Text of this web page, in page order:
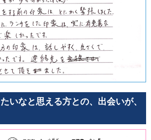
いなと思える方との、出会いが、